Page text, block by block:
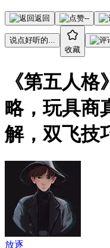
返回 --
说点好听的...
收藏
《第五人
略，玩具商
解，双飞技
放逐